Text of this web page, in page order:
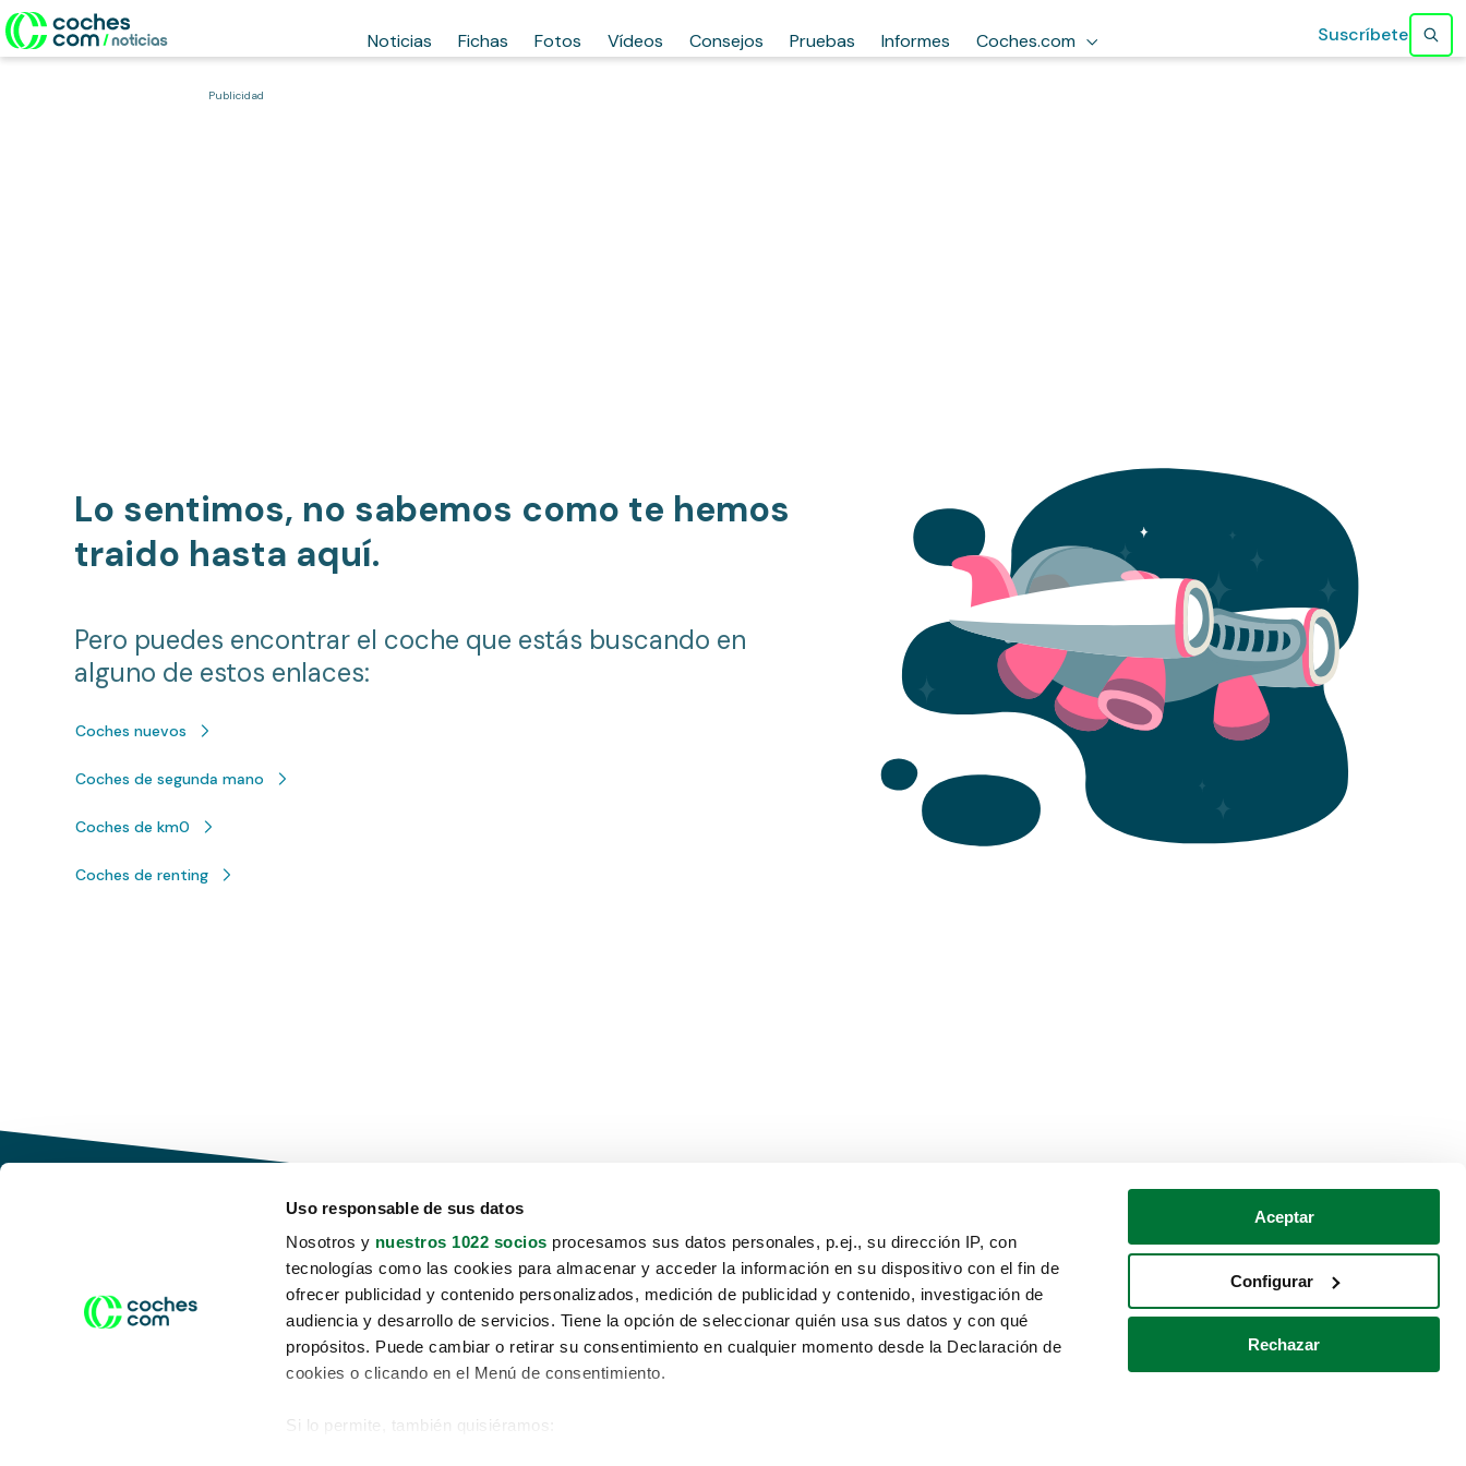
Uso responsable de sus datos
Nosotros y nuestros 1022 socios procesamos sus datos personales, p.ej., su dirección IP, con
tecnologías como las cookies para almacenar y acceder la información en su dispositivo con el fin de
ofrecer publicidad y contenido personalizados, medición de publicidad y contenido, investigación de
audiencia y desarrollo de servicios. Tiene la opción de seleccionar quién usa sus datos y con qué
propósitos. Puede cambiar o retirar su consentimiento en cualquier momento desde la Declaración de
cookies o clicando en el Menú de consentimiento.
Si lo permite, también quisiéramos:
Aceptar
Configurar
Rechazar
Noticias Fichas Fotos Vídeos Consejos Pruebas Informes Coches.com Suscríbete
Publicidad
Lo sentimos, no sabemos como te hemos
traido hasta aquí.
Pero puedes encontrar el coche que estás buscando en
alguno de estos enlaces:
Coches nuevos
Coches de segunda mano
Coches de km0
Coches de renting
Conduce tu futuro,
desata tu movilidad